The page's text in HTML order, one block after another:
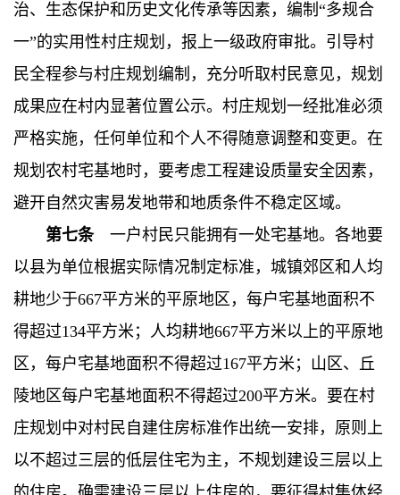
治、生态保护和历史文化传承等因素，编制“多规合
一”的实用性村庄规划，报上一级政府审批。引导村
民全程参与村庄规划编制，充分听取村民意见，规划
成果应在村内显著位置公示。村庄规划一经批准必须
严格实施，任何单位和个人不得随意调整和变更。在
规划农村宅基地时，要考虑工程建设质量安全因素，
避开自然灾害易发地带和地质条件不稳定区域。
第七条一户村民只能拥有一处宅基地。各地要
以县为单位根据实际情况制定标准，城镇郊区和人均
耕地少于667平方米的平原地区，每户宅基地面积不
得超过134平方米；人均耕地667平方米以上的平原地
区，每户宅基地面积不得超过167平方米；山区、丘
陵地区每户宅基地面积不得超过200平方米。要在村
庄规划中对村民自建住房标准作出统一安排，原则上
以不超过三层的低层住宅为主，不规划建设三层以上